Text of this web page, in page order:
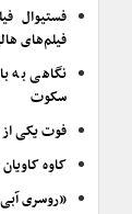
فیلم‌های
نگاهی به
سکوت
فوت یکی از
کاوه
«روسری